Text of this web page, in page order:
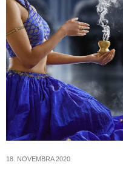
18. NOVEMBRA 2020